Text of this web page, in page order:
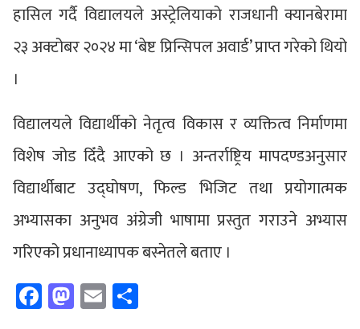
हासिल गर्दै विद्यालयले अस्ट्रेलियाको राजधानी क्यानबेरामा
२३ अक्टोबर २०२४ मा ‘बेष्ट प्रिन्सिपल अवार्ड’ प्राप्त गरेको थियो
।
विद्यालयले विद्यार्थीको नेतृत्व विकास र व्यक्तित्व निर्माणमा
विशेष जोड दिँदै आएको छ । अन्तर्राष्ट्रिय मापदण्डअनुसार
विद्यार्थीबाट उद्घोषण, फिल्ड भिजिट तथा प्रयोगात्मक
अभ्यासका अनुभव अंग्रेजी भाषामा प्रस्तुत गराउने अभ्यास
गरिएको प्रधानाध्यापक बस्नेतले बताए ।
Facebook
Mastodon
Email